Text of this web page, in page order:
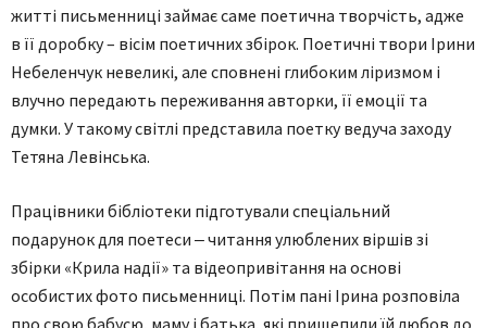
житті письменниці займає саме поетична творчість, адже
в її доробку – вісім поетичних збірок. Поетичні твори Ірини
Небеленчук невеликі, але сповнені глибоким ліризмом і
влучно передають переживання авторки, її емоції та
думки. У такому світлі представила поетку ведуча заходу
Тетяна Левінська.
Працівники бібліотеки підготували спеціальний
подарунок для поетеси ‒ читання улюблених віршів зі
збірки «Крила надії» та відеопривітання на основі
особистих фото письменниці. Потім пані Ірина розповіла
про свою бабусю, маму і батька, які прищепили їй любов до